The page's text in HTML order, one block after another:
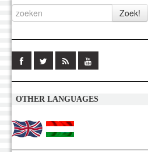
OTHER LANGUAGES